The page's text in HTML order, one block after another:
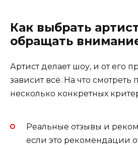
Как выбрать
обращать
Артист делает шоу, и от его
зависит всё. На что
несколько конкретных
Реальные отзывы и
если это рекомендации